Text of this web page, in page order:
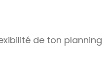
de ton planning